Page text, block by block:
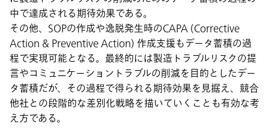
中で達成される期待効果である。
その他、SOPの作成や逸脱発生時のCAPA (Corrective
Action & Preventive Action) 作成支援もデータ蓄積の過
程で実現可能となる。最終的には製造トラブルリスクの提
言やコミュニケーショントラブルの削減を目的としたデー
タ蓄積だが、その過程で得られる期待効果を見据え、競合
他社との段階的な差別化戦略を描いていくことも有効な考
え方である。